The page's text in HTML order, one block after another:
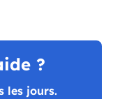
?
les jours.